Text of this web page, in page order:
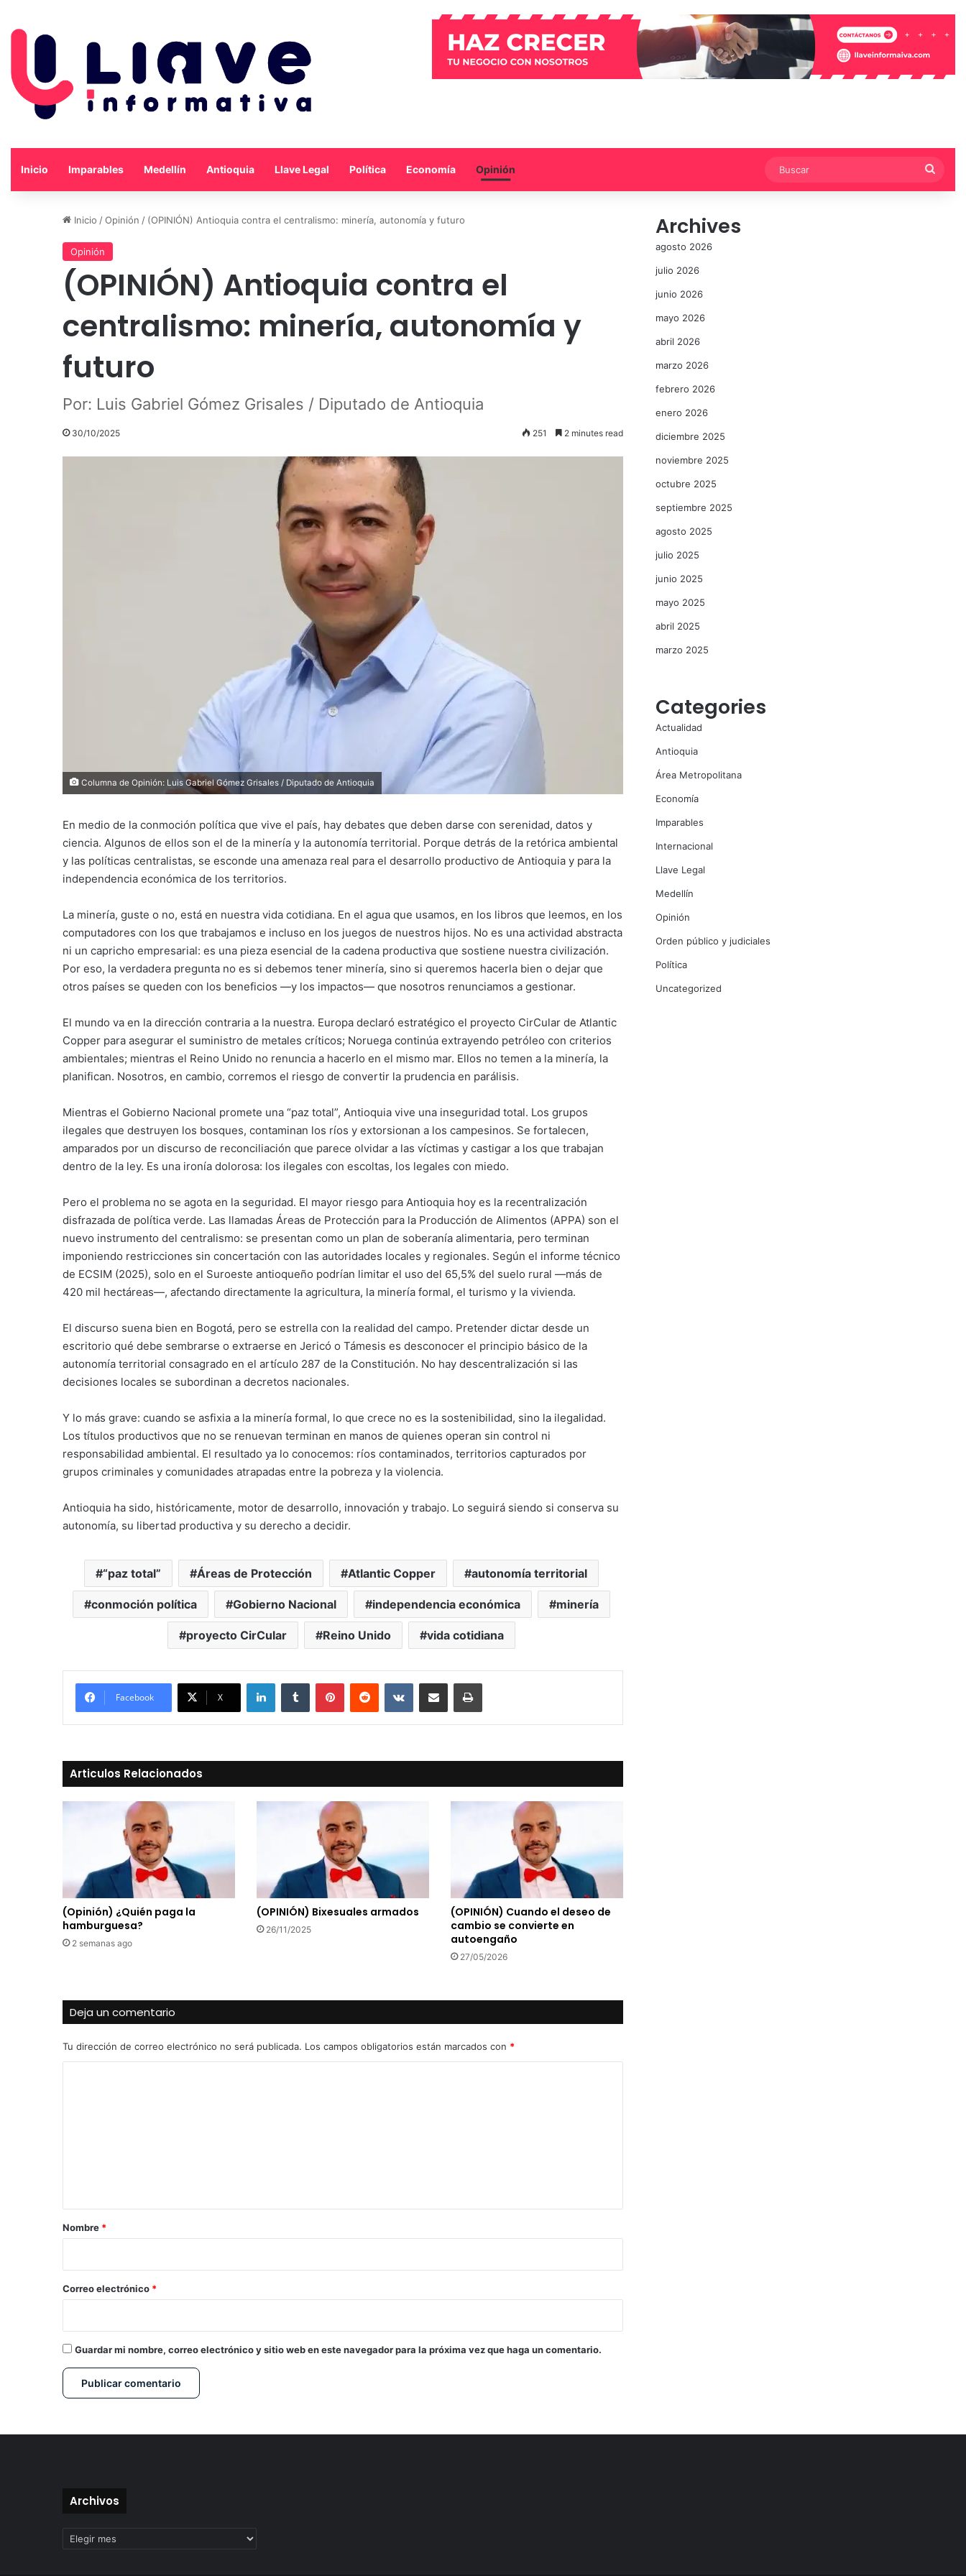
Inicio Imparables Medellín Antioquia Llave Legal Política Economía Opinión
Inicio /Opinión / (OPINIÓN) Antioquia contra el centralismo: minería, autonomía y futuro
Opinión
(OPINIÓN) Antioquia contra el
centralismo: minería, autonomía y
futuro
Por: Luis Gabriel Gómez Grisales / Diputado de Antioquia
30/10/2025 251 2 minutes read
Columna de Opinión: Luis Gabriel Gómez Grisales / Diputado de Antioquia
En medio de la conmoción política que vive el país, hay debates que deben darse con serenidad, datos y
ciencia. Algunos de ellos son el de la minería y la autonomía territorial. Porque detrás de la retórica ambiental
y las políticas centralistas, se esconde una amenaza real para el desarrollo productivo de Antioquia y para la
independencia económica de los territorios.
La minería, guste o no, está en nuestra vida cotidiana. En el agua que usamos, en los libros que leemos, en los
computadores con los que trabajamos e incluso en los juegos de nuestros hijos. No es una actividad abstracta
ni un capricho empresarial: es una pieza esencial de la cadena productiva que sostiene nuestra civilización.
Por eso, la verdadera pregunta no es si debemos tener minería, sino si queremos hacerla bien o dejar que
otros países se queden con los beneficios —y los impactos— que nosotros renunciamos a gestionar.
El mundo va en la dirección contraria a la nuestra. Europa declaró estratégico el proyecto CirCular de Atlantic
Copper para asegurar el suministro de metales críticos; Noruega continúa extrayendo petróleo con criterios
ambientales; mientras el Reino Unido no renuncia a hacerlo en el mismo mar. Ellos no temen a la minería, la
planifican. Nosotros, en cambio, corremos el riesgo de convertir la prudencia en parálisis.
Mientras el Gobierno Nacional promete una “paz total”, Antioquia vive una inseguridad total. Los grupos
ilegales que destruyen los bosques, contaminan los ríos y extorsionan a los campesinos. Se fortalecen,
amparados por un discurso de reconciliación que parece olvidar a las víctimas y castigar a los que trabajan
dentro de la ley. Es una ironía dolorosa: los ilegales con escoltas, los legales con miedo.
Pero el problema no se agota en la seguridad. El mayor riesgo para Antioquia hoy es la recentralización
disfrazada de política verde. Las llamadas Áreas de Protección para la Producción de Alimentos (APPA) son el
nuevo instrumento del centralismo: se presentan como un plan de soberanía alimentaria, pero terminan
imponiendo restricciones sin concertación con las autoridades locales y regionales. Según el informe técnico
de ECSIM (2025), solo en el Suroeste antioqueño podrían limitar el uso del 65,5% del suelo rural —más de
420 mil hectáreas—, afectando directamente la agricultura, la minería formal, el turismo y la vivienda.
El discurso suena bien en Bogotá, pero se estrella con la realidad del campo. Pretender dictar desde un
escritorio qué debe sembrarse o extraerse en Jericó o Támesis es desconocer el principio básico de la
autonomía territorial consagrado en el artículo 287 de la Constitución. No hay descentralización si las
decisiones locales se subordinan a decretos nacionales.
Y lo más grave: cuando se asfixia a la minería formal, lo que crece no es la sostenibilidad, sino la ilegalidad.
Los títulos productivos que no se renuevan terminan en manos de quienes operan sin control ni
responsabilidad ambiental. El resultado ya lo conocemos: ríos contaminados, territorios capturados por
grupos criminales y comunidades atrapadas entre la pobreza y la violencia.
Antioquia ha sido, históricamente, motor de desarrollo, innovación y trabajo. Lo seguirá siendo si conserva su
autonomía, su libertad productiva y su derecho a decidir.
“paz total” Áreas de Protección Atlantic Copper autonomía territorial
conmoción política Gobierno Nacional independencia económica minería
proyecto CirCular Reino Unido vida cotidiana
Facebook X
LinkedInTumblr PinterestReddit VKontakte
Compartir vía Mail Print
Articulos Relacionados
(Opinión) ¿Quién paga la
hamburguesa?
2 semanas ago
(OPINIÓN) Bixesuales armados
26/11/2025
(OPINIÓN) Cuando el deseo de
cambio se convierte en
autoengaño
27/05/2026
Deja un comentario
Tu dirección de correo electrónico no será publicada. Los campos obligatorios están marcados con *
r
*
Nombre *
Correo electrónico *
Guardar mi nombre, correo electrónico y sitio web en este navegador para la próxima vez que haga un comentario.
Archives
agosto 2026
julio 2026
junio 2026
mayo 2026
abril 2026
marzo 2026
febrero 2026
enero 2026
diciembre 2025
noviembre 2025
octubre 2025
septiembre 2025
agosto 2025
julio 2025
junio 2025
mayo 2025
abril 2025
marzo 2025
Categories
Actualidad
Antioquia
Área Metropolitana
Economía
Imparables
Internacional
Llave Legal
Medellín
Opinión
Orden público y judiciales
Política
Uncategorized
Archivos